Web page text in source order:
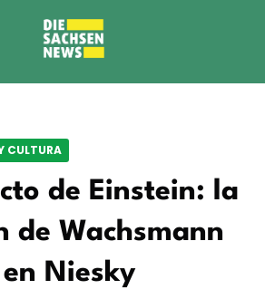
CULTURA
de Einstein: la
de Wachsmann
Niesky